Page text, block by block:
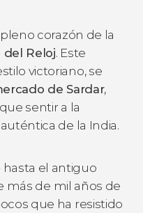
corazón de la
del Reloj. Este
victoriano, se
de Sardar,
sentir a la
de la India.
el antiguo
más de mil años de
que ha resistido